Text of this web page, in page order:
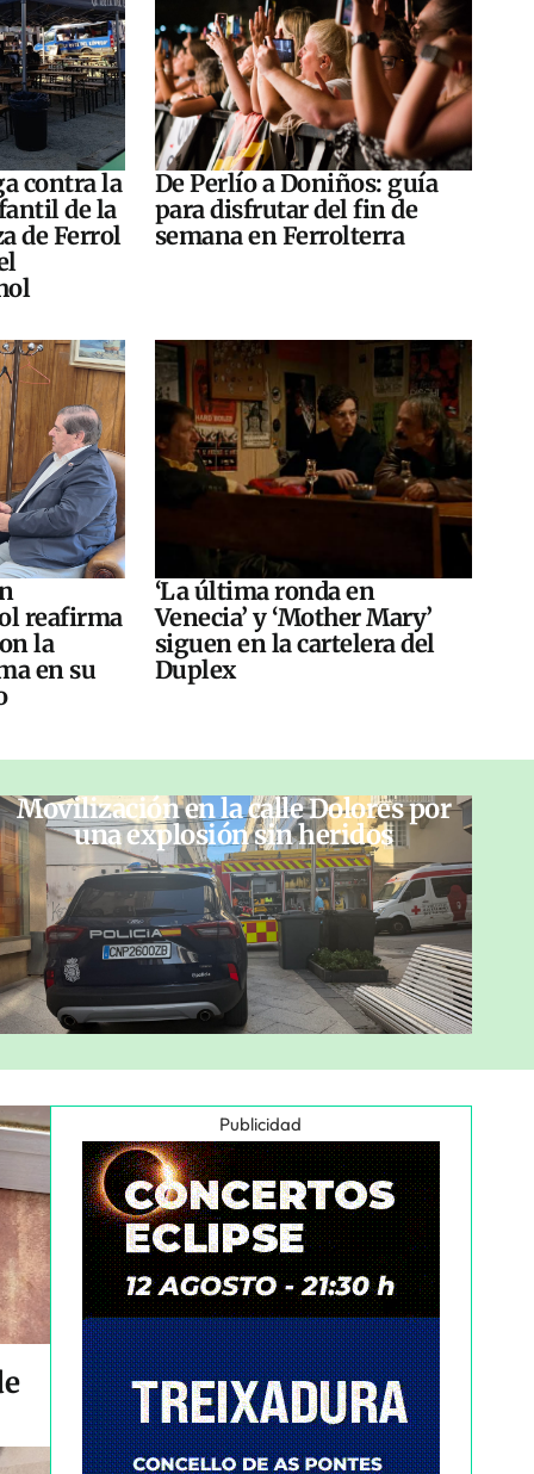
contra la
de la
de Ferrol
De Perlío a Doniños: guía
para disfrutar del fin de
semana en Ferrolterra
reafirma
la
en su
‘La última ronda en
Venecia’ y ‘Mother Mary’
siguen en la cartelera del
Duplex
Movilización en la calle Dolores por
una explosión sin heridos
Publicidad